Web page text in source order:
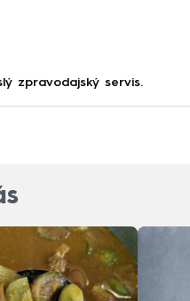
zpravodajský servis.